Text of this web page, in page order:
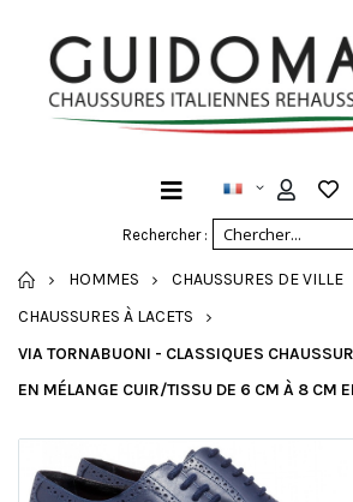
Rechercher :
ACCUEIL
HOMMES
CHAUSSURES DE VILLE
CHAUSSURES À LACETS
VIA TORNABUONI - CLASSIQUES
EN MÉLANGE CUIR/TISSU DE 6 CM À 8 CM